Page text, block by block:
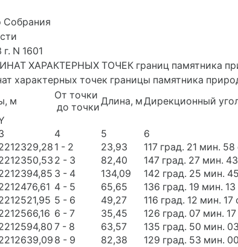
Собрания
N 1601
ХАРАКТЕРНЫХ ТОЧЕК границ памятника
характерных точек границы памятника
м
От точки
до точки
Длина, мДирекционный
4 5
6
1 - 2 23,93
117 град. 21 мин. 58
2 - 3 82,40
147 град. 27 мин.
3 - 4 134,09
142 град. 25 мин.
4 - 5 65,65
136 град. 19 мин. 13
5 - 6 49,27
116 град. 12 мин. 17
6 - 7 35,45
126 град. 07 мин. 17
7 - 8 63,57
135 град. 50 мин.
8 - 9 82,38 129 град. 53 мин.